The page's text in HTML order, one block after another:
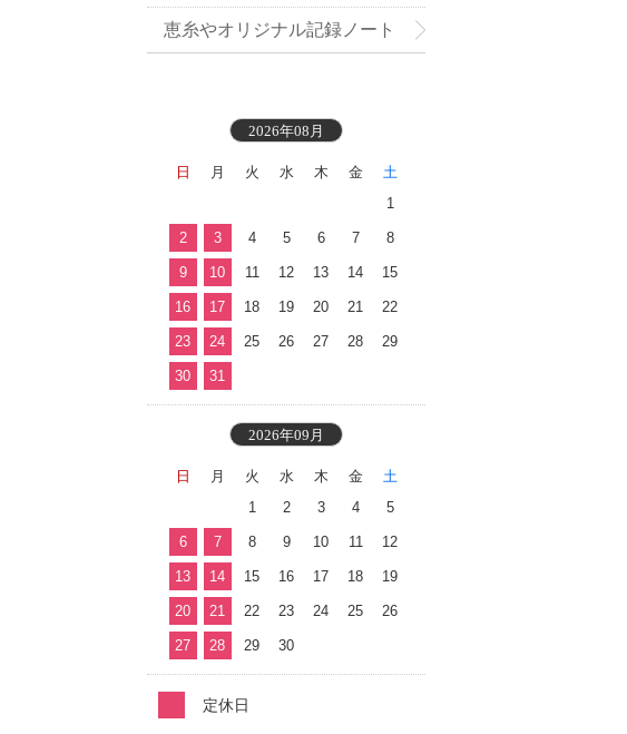
織地見本付き
恵糸やオリジナル記録ノート
2026年08月
日 月 火 水 木 金
土
1
2 3 4 5 6 7 8
9 10 11 12 13 14 15
16 17 18 19 20 21 22
23 24 25 26 27 28 29
30 31
2026年09月
日 月 火 水 木 金
土
1
2 3 4 5
6 7 8 9 10 11 12
13 14 15 16 17 18 19
20 21 22 23 24 25 26
27 28 29 30
定休日